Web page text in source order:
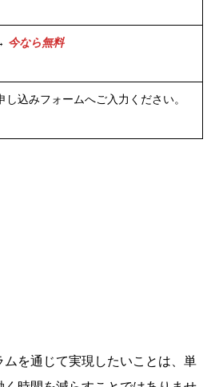
今なら無料
し込みフォームへご入力ください。
を通じて実現したいことは、単